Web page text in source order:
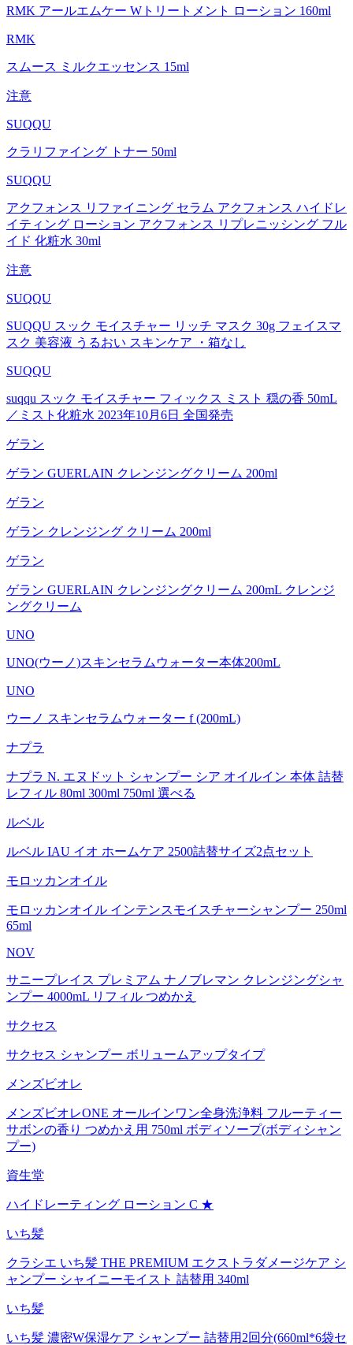
RMK アールエムケー Wトリートメント ローション 160ml
RMK
スムース ミルクエッセンス 15ml
注意
SUQQU
クラリファイング トナー 50ml
SUQQU
アクフォンス リファイニング セラム アクフォンス ハイドレ
イティング ローション アクフォンス リプレニッシング フル
イド 化粧水 30ml
注意
SUQQU
SUQQU スック モイスチャー リッチ マスク 30g フェイスマ
スク 美容液 うるおい スキンケア ・箱なし
SUQQU
suqqu スック モイスチャー フィックス ミスト 穏の香 50mL
／ミスト化粧水 2023年10月6日 全国発売
ゲラン
ゲラン GUERLAIN クレンジングクリーム 200ml
ゲラン
ゲラン クレンジング クリーム 200ml
ゲラン
ゲラン GUERLAIN クレンジングクリーム 200mL クレンジ
ングクリーム
UNO
UNO(ウーノ)スキンセラムウォーター本体200mL
UNO
ウーノ スキンセラムウォーター f (200mL)
ナプラ
ナプラ N. エヌドット シャンプー シア オイルイン 本体 詰替
レフィル 80ml 300ml 750ml 選べる
ルベル
ルベル IAU イオ ホームケア 2500詰替サイズ2点セット
モロッカンオイル
モロッカンオイル インテンスモイスチャーシャンプー 250ml
65ml
NOV
サニープレイス プレミアム ナノブレマン クレンジングシャ
ンプー 4000mL リフィル つめかえ
サクセス
サクセス シャンプー ボリュームアップタイプ
メンズビオレ
メンズビオレONE オールインワン全身洗浄料 フルーティー
サボンの香り つめかえ用 750ml ボディソープ(ボディシャン
プー)
資生堂
ハイドレーティング ローション C ★
いち髪
クラシエ いち髪 THE PREMIUM エクストラダメージケア シ
ャンプー シャイニーモイスト 詰替用 340ml
いち髪
いち髪 濃密W保湿ケア シャンプー 詰替用2回分(660ml*6袋セ